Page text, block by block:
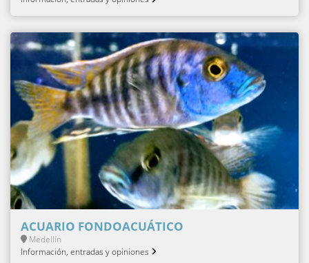
ACUARIO FONDOACUÁTICO
Medellín
Información, entradas y opiniones